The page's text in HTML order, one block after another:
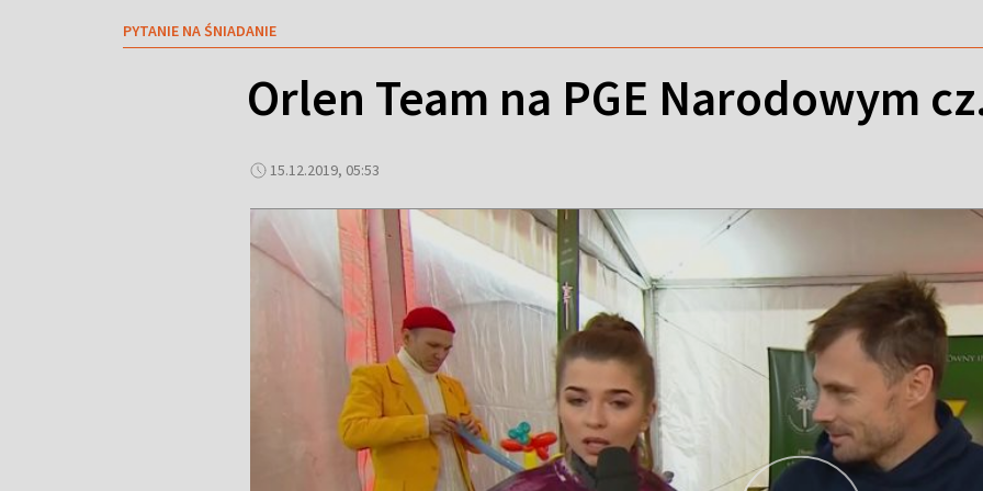
PYTANIE NA ŚNIADANIE
Orlen Team na PGE Narodowym
15.12.2019, 05:53